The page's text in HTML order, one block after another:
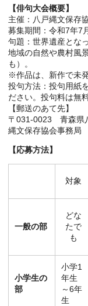
【俳句大会概要】
主催：八戸縄文保存
募集期間：令和7年7
句題：世界遺産とな
地域の自然や農村風
も）。
※作品は、新作で未
投句方法：投句用紙
ださい。投句料は無
【郵送のあて先】
〒031-0023 青森県
縄文保存協会事務局
【応募方法】
対象
一般の部
どな
たで
も
小学生の
部
小学1
年生
～6年
生